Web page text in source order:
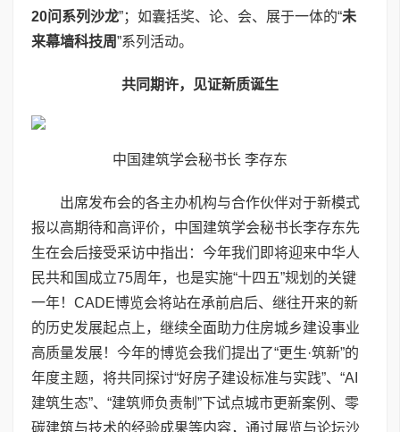
20问系列沙龙”；如囊括奖、论、会、展于一体的“未
来幕墙科技周”系列活动。
共同期许，见证新质诞生
中国建筑学会秘书长 李存东
出席发布会的各主办机构与合作伙伴对于新模式
报以高期待和高评价，中国建筑学会秘书长李存东先
生在会后接受采访中指出：今年我们即将迎来中华人
民共和国成立75周年，也是实施“十四五”规划的关键
一年！CADE博览会将站在承前启后、继往开来的新
的历史发展起点上，继续全面助力住房城乡建设事业
高质量发展！今年的博览会我们提出了“更生·筑新”的
年度主题，将共同探讨“好房子建设标准与实践”、“AI
建筑生态”、“建筑师负责制”下试点城市更新案例、零
碳建筑与技术的经验成果等内容，通过展览与论坛沙